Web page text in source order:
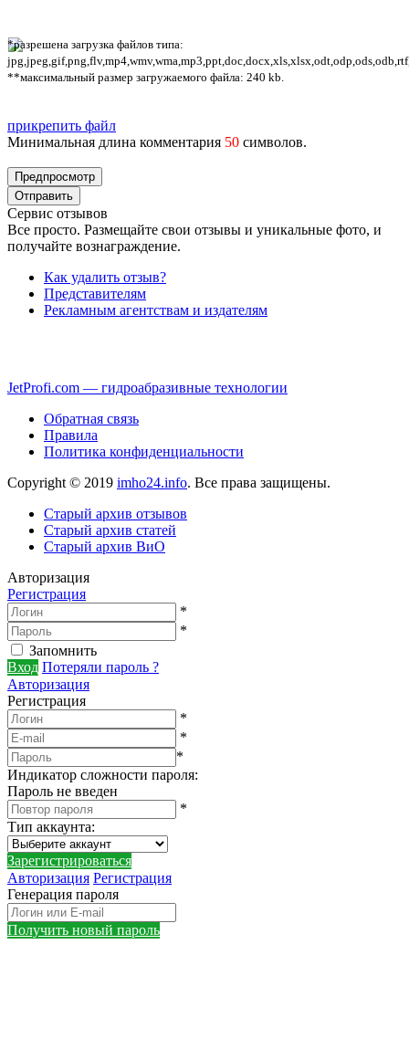
*разрешена загрузка файлов типа:
**максимальный размер загружаемого файла: 240 kb.
прикрепить файл
Минимальная длина комментария 50 символов.
Сервис отзывов
Все просто. Размещайте свои отзывы и уникальные фото, и
получайте вознаграждение.
Как удалить отзыв?
Представителям
Рекламным агентствам и издателям
JetProfi.com — гидроабразивные технологии
Обратная связь
Правила
Политика конфиденциальности
Copyright © 2019 imho24.info. Все права защищены.
Старый архив отзывов
Старый архив статей
Старый архив ВиО
Авторизация
Регистрация
*
*
Запомнить
Вход Потеряли пароль ?
Авторизация
Регистрация
*
*
*
Индикатор сложности пароля:
Пароль не введен
*
Тип аккаунта:
Зарегистрироваться
Авторизация Регистрация
Генерация пароля
Получить новый пароль